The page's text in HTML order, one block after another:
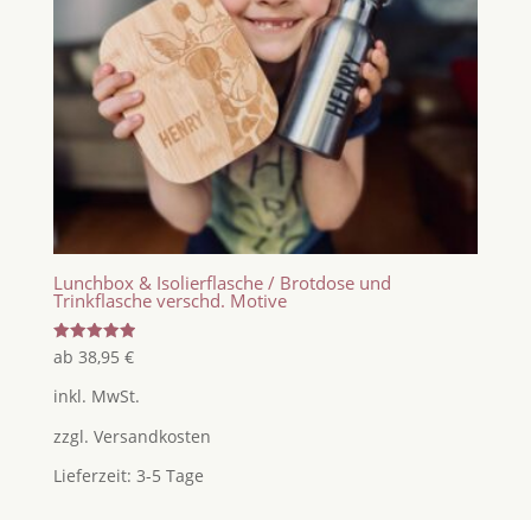
Lunchbox & Isolierflasche / Brotdose und
Trinkflasche verschd. Motive
Bewertet
mit
von 5
ab 38,95 €
inkl. MwSt.
zzgl. Versandkosten
Lieferzeit: 3-5 Tage